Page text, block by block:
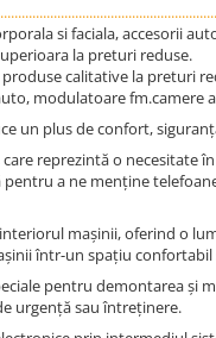
si faciala, accesorii
la preturi reduse.
calitative la preturi
modulatoare
un plus de confort,
reprezintă o necesitate
a ne menține
mașinii, oferind o
într-un spațiu confortabil
pentru demontarea
urgență sau întreținere.